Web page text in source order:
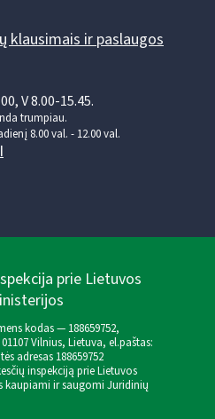
klausimais ir paslaugos
V 8.00-15.45.
trumpiau.
8.00 val. - 12.00 val.
prie Lietuvos
kodas — 188659752,
Vilnius, Lietuva, el.paštas:
adresas 188659752
inspekciją prie Lietuvos
kaupiami ir saugomi Juridinių